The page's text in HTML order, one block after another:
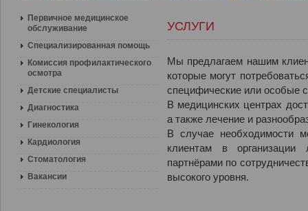
Первичное медицинское
обслуживание
Специализированная помощь
Комиссия профилактического
осмотра
Детские специалисты
Диагностика
Гинекология
Кардиология
Стоматология
Вакансии
УСЛУГИ
Мы предлагаем нашим
которые могут
специфические или особые
В медицинских центрах
а также лечение и
В случае необходимости
клиентам в
партнёрами по
высокого уровня.